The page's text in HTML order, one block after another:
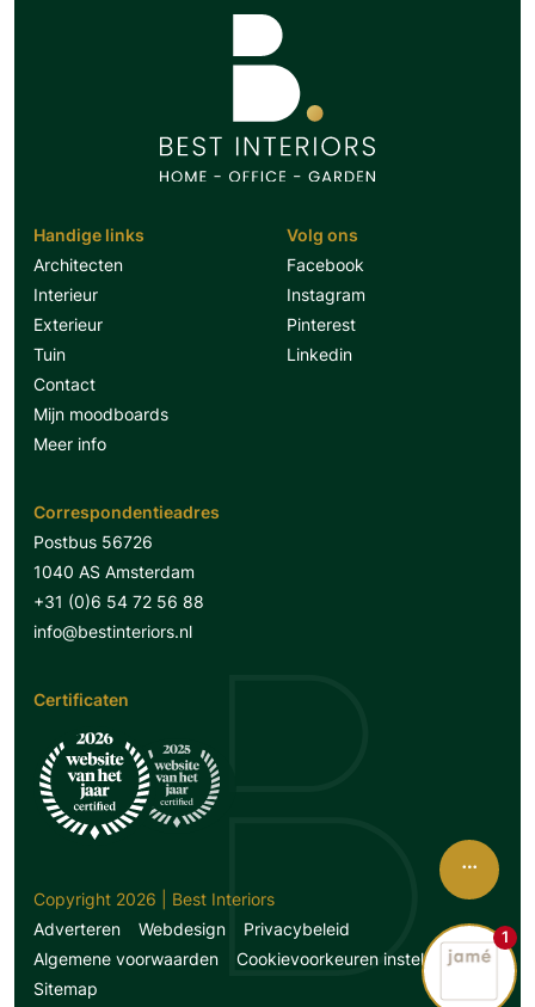
1
Handige links
Architecten
Interieur
Exterieur
Tuin
Contact
Mijn moodboards
Meer info
Volg ons
Facebook
Instagram
Pinterest
Linkedin
Correspondentieadres
Postbus 56726
1040 AS Amsterdam
+31 (0)6 54 72 56 88
info@bestinteriors.nl
Certificaten
Copyright 2026 | Best Interiors
Adverteren
Webdesign
Privacybeleid
Algemene voorwaarden
Cookievoorkeuren instellen
Sitemap